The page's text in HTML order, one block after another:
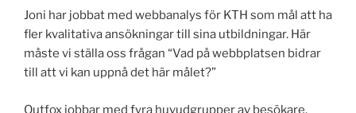
Joni har jobbat med webbanalys för KTH som mål att ha
fler kvalitativa ansökningar till sina utbildningar. Här
måste vi ställa oss frågan “Vad på webbplatsen bidrar
till att vi kan uppnå det här målet?”
Outfox jobbar med fyra huvudgrupper av besökare.